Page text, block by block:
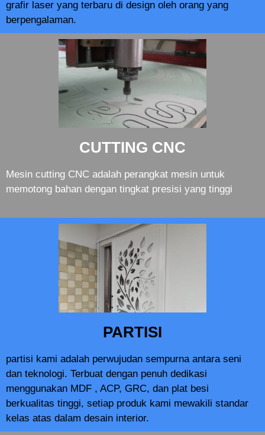
grafir laser yang terbaru di design oleh orang yang
berpengalaman.
CUTTING CNC
Mesin cutting CNC adalah perangkat mesin untuk
memotong bahan dengan tingkat presisi yang tinggi
PARTISI
partisi kami adalah perwujudan sempurna antara seni
dan teknologi. Terbuat dengan penuh dedikasi
menggunakan MDF , ACP, GRC, dan plat besi
berkualitas tinggi, setiap produk kami mewakili standar
kelas atas dalam desain interior.